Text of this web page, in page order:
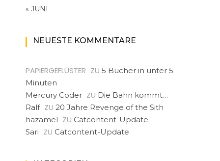
« JUNI
NEUESTE KOMMENTARE
PAPIERGEFLÜSTER ZU 5 Bücher in unter 5
Minuten
Mercury Coder ZU Die Bahn kommt…
Ralf ZU 20 Jahre Revenge of the Sith
hazamel ZU Catcontent-Update
Sari ZU Catcontent-Update